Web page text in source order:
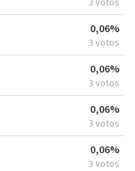
0,06%
3 votos
0,06%
3 votos
0,06%
3 votos
0,06%
3 votos